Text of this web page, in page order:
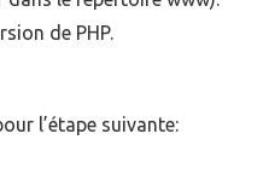
de PHP.
l’étape suivante: